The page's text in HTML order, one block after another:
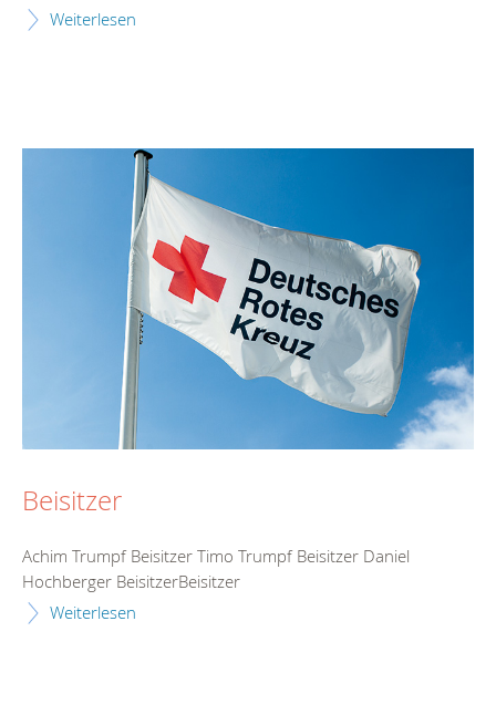
Weiterlesen
Beisitzer
Achim Trumpf Beisitzer Timo Trumpf Beisitzer Daniel
Hochberger BeisitzerBeisitzer
Weiterlesen